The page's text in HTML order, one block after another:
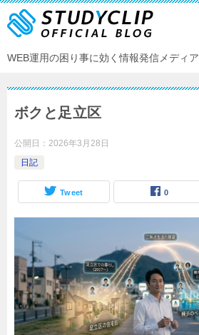
WEB運用の困り事に効く情報発信メディア
ボクと足立区
公開日： 2026年3月28日
日記
Tweet 0